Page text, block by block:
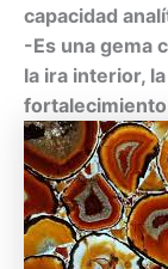
capacidad
-Es una gema
la ira interior,